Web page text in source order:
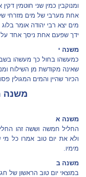
ומנוקבין כמין שני חוטמין
אחת מערבי של מים מזרחי של
מים יצא רבי יהודה אומר
ידך שפעם אחת ניסך אחד על
משנה י
כמעשהו בחול כך מעשהו
שאינה מקודשת מן השילוח
הכיור שהיין והמים המגולין
משנה
משנה א
החליל חמשה וששה זהו
ולא את יום טוב אמרו כל
מימיו.
משנה ב
במוצאי יום טוב הראשון של